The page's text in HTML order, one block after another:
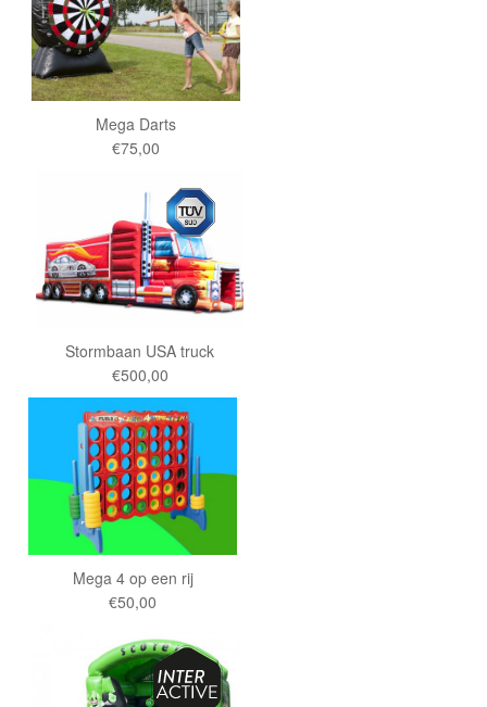
Mega Darts
€75,00
Stormbaan USA truck
€500,00
Mega 4 op een rij
€50,00